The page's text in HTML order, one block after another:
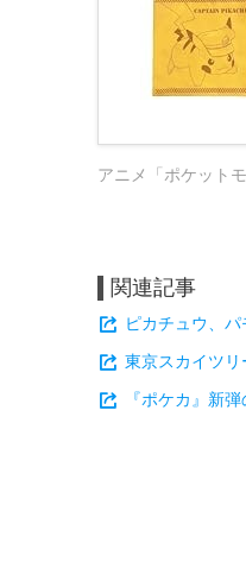
アニメ「ポケット
関連記事
ピカチュウ、
東京スカイツリ
『ポケカ』新